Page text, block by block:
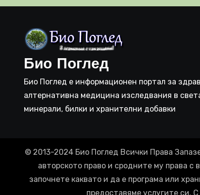
Био Поглед
Био Поглед е информационен портал за
алтернативна медицина изследвания в
минерали, билки и хранителни добавки
© 2013-2024 Био Поглед Всички Права
авторското право и сродните му права
започнете каквато и да е програма или
предоставяме услугите си.